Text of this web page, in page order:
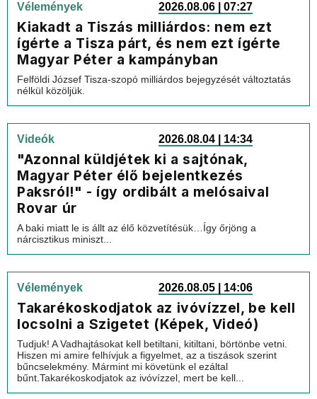
Vélemények 2026.08.06 | 07:27
Kiakadt a Tiszás milliárdos: nem ezt
ígérte a Tisza párt, és nem ezt ígérte
Magyar Péter a kampányban
Felföldi József Tisza-szopó milliárdos bejegyzését változtatás
nélkül közöljük.
Videók 2026.08.04 | 14:34
"Azonnal küldjétek ki a sajtónak,
Magyar Péter élő bejelentkezés
Paksról!" - így ordibált a melósaival
Rovar úr
A baki miatt le is állt az élő közvetítésük…Így őrjöng a
nárcisztikus miniszt...
Vélemények 2026.08.05 | 14:06
Takarékoskodjatok az ivóvízzel, be kell
locsolni a Szigetet (Képek, Videó)
Tudjuk! A Vadhajtásokat kell betiltani, kitiltani, börtönbe vetni.
Hiszen mi amire felhívjuk a figyelmet, az a tiszások szerint
bűncselekmény. Mármint mi követünk el ezáltal
bűnt.Takarékoskodjatok az ivóvízzel, mert be kell...